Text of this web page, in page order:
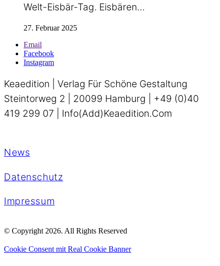
Welt-Eisbär-Tag. Eisbären…
27. Februar 2025
Email
Facebook
Instagram
Keaedition | Verlag Für Schöne Gestaltung
Steintorweg 2 | 20099 Hamburg | +49 (0)40
419 299 07 | Info(add)keaedition.com
News
Datenschutz
Impressum
© Copyright 2026. All Rights Reserved
Cookie Consent mit Real Cookie Banner